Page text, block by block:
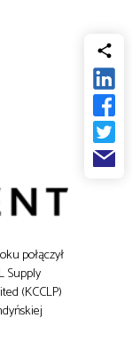
połączył
Supply
(KCCLP)